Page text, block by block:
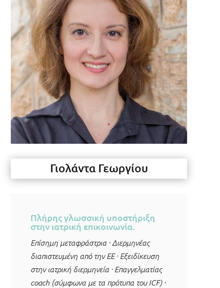
Γιολάντα Γεωργίου
Πλήρης γλωσσική υποστήριξη
στην ιατρική επικοινωνία.
Επίσημη μεταφράστρια · Διερμηνέας
διαπιστευμένη από την ΕΕ · Εξειδίκευση
στην ιατρική διερμηνεία · Επαγγελματίας
coach (σύμφωνα με τα πρότυπα του ICF) ·